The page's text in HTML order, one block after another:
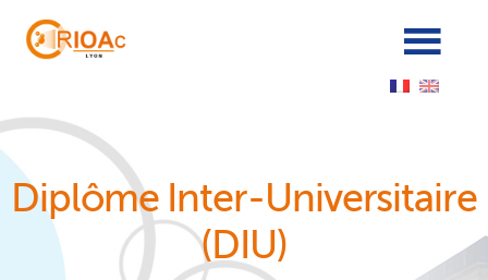
Diplôme Inter-Universitaire
(DIU)
Panneau de gestion des cookies